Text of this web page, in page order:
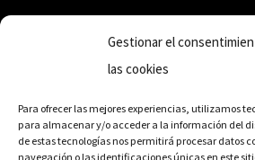
Gestionar el
las cookies
Para ofrecer las mejores experiencias, utilizamos
para almacenar y/o acceder a la información del
de estas tecnologías nos permitirá procesar datos
navegación o las identificaciones únicas en este
+52 811.499.5638
RED DE DISTRIBUCIÓN